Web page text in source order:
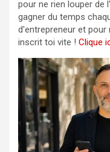
pour ne rien louper de
gagner du temps
d'entrepreneur et pour
inscrit toi vite ! Clique